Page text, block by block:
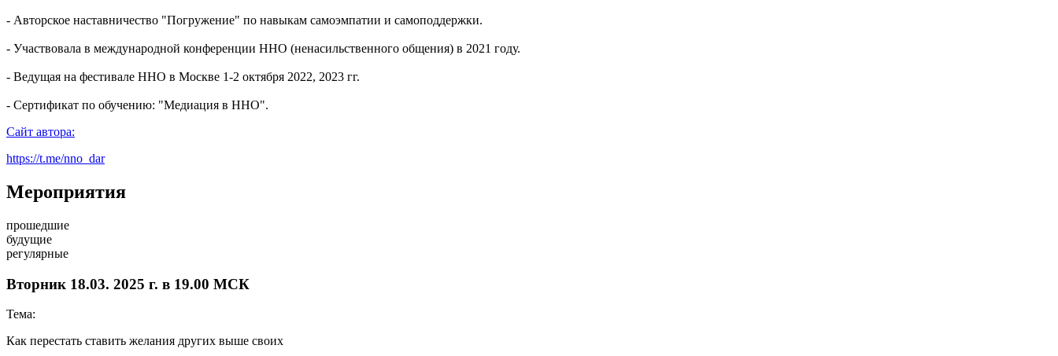
- Авторское наставничество "Погружение" по навыкам самоэмпатии и самоподдержки.
- Участвовала в международной конференции ННО (ненасильственного общения) в 2021 году.
- Ведущая на фестивале ННО в Москве 1-2 октября 2022, 2023 гг.
- Сертификат по обучению: "Медиация в ННО".
Сайт автора:
https://t.me/nno_dar
Мероприятия
прошедшие
будущие
регулярные
Вторник 18.03. 2025 г. в 19.00 МСК
Тема:
Как перестать ставить желания других выше своих